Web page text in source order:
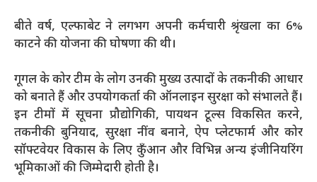
बीते वर्ष, एल्फाबेट ने लगभग अपनी कर्मचारी श्रृंखला का 6%
काटने की योजना की घोषणा की थी।
गूगल के कोर टीम के लोग उनकी मुख्य उत्पादों के तकनीकी आधार
को बनाते हैं और उपयोगकर्ता की ऑनलाइन सुरक्षा को संभालते हैं।
इन टीमों में सूचना प्रौद्योगिकी, पायथन टूल्स विकसित करने,
तकनीकी बुनियाद, सुरक्षा नींव बनाने, ऐप प्लेटफार्म और कोर
सॉफ्टवेयर विकास के लिए कुँआन और विभिन्न अन्य इंजीनियरिंग
भूमिकाओं की जिम्मेदारी होती है।